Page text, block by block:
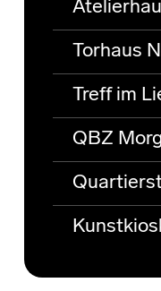
Torhaus
Treff im
QBZ